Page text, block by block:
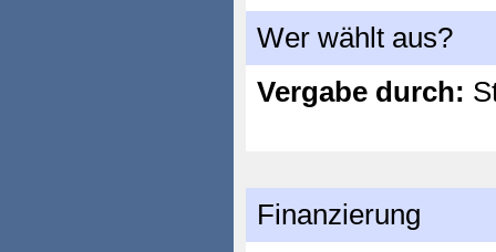
Wer wählt aus?
Vergabe durch:
Finanzierung